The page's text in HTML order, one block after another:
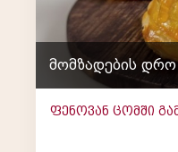
მომზადების
ფენოვან ცომში